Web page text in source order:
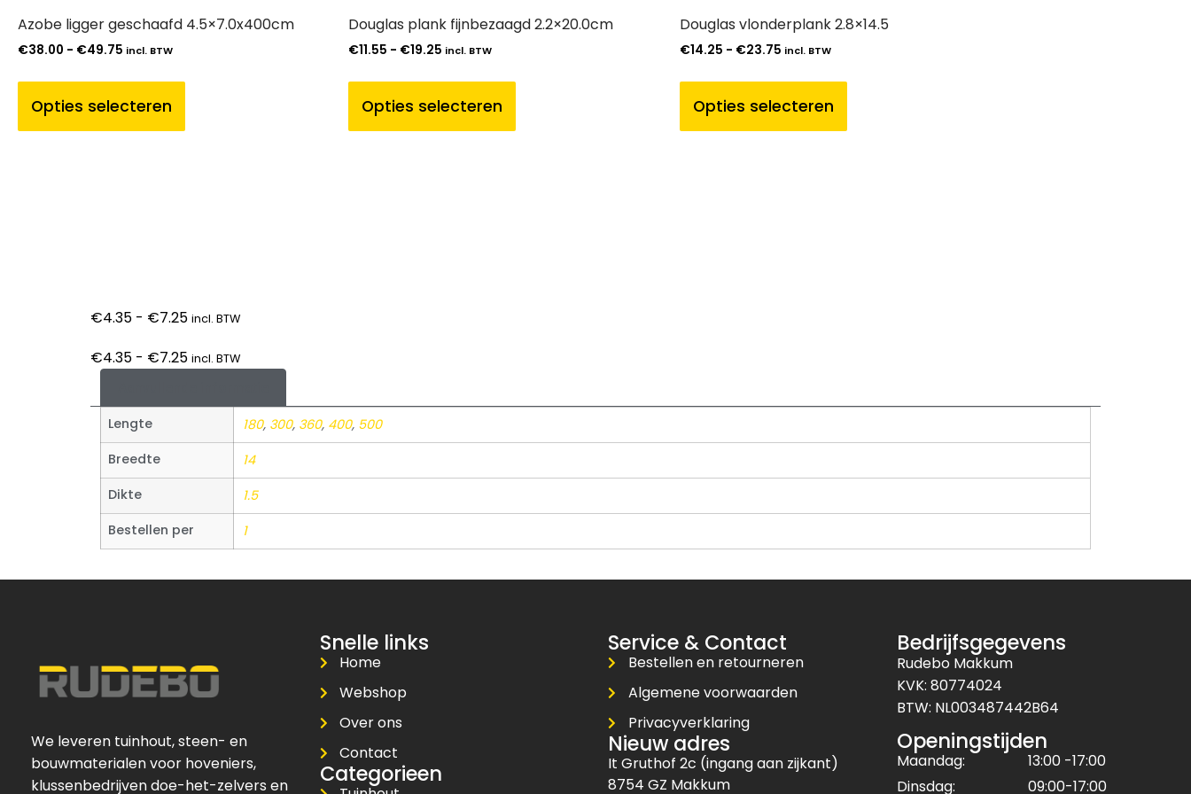
Azobe ligger geschaafd 4.5×7.0x400cm
€38.00 - €49.75 incl. BTW
Opties selecteren
Douglas plank fijnbezaagd 2.2×20.0cm
€11.55 - €19.25 incl. BTW
Opties selecteren
Douglas vlonderplank 2.8×14.5
€14.25 - €23.75 incl. BTW
Opties selecteren
€4.35 - €7.25 incl. BTW
€4.35 - €7.25 incl. BTW
Lengte 180, 300, 360, 400, 500
Breedte
14
Dikte
1.5
Bestellen per
1
We leveren tuinhout, steen- en
bouwmaterialen voor hoveniers,
klussenbedrijven doe-het-zelvers en
Snelle links
Home
Webshop
Over ons
Contact
Categorieen
Service & Contact
Bestellen en retourneren
Algemene voorwaarden
Privacyverklaring
Nieuw adres
It Gruthof 2c (ingang aan zijkant)
8754 GZ Makkum
Bedrijfsgegevens
Rudebo Makkum
KVK: 80774024
BTW: NL003487442B64
Openingstijden
Maandag:
13:00 -17:00
Dinsdag:
09:00-17:00